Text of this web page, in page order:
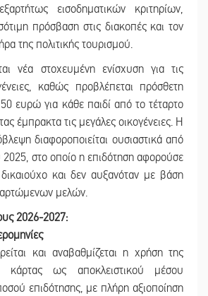
εισοδηματικών κριτηρίων,
πρόσβαση στις διακοπές και τον
της πολιτικής τουρισμού.
νέα στοχευμένη ενίσχυση για τις
καθώς προβλέπεται πρόσθετη
ευρώ για κάθε παιδί από το τέταρτο
έμπρακτα τις μεγάλες οικογένειες. Η
διαφοροποιείται ουσιαστικά από
στο οποίο η επιδότηση αφορούσε
δικαιούχο και δεν αυξανόταν με βάση
μελών.
2026-2027:
και αναβαθμίζεται η χρήση της
κάρτας ως αποκλειστικού μέσου
επιδότησης, με πλήρη αξιοποίηση